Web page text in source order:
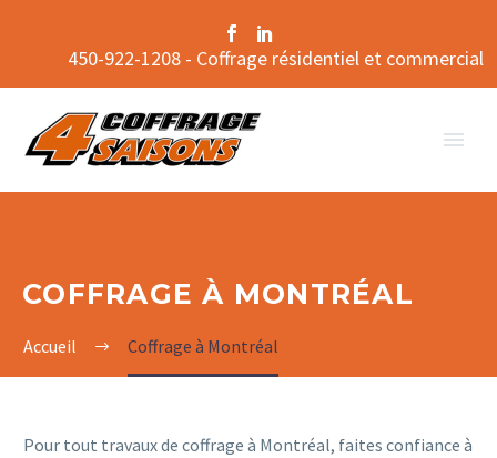
450-922-1208 - Coffrage résidentiel et commercial
COFFRAGE À MONTRÉAL
Accueil Coffrage à Montréal
Pour tout travaux de coffrage à Montréal, faites confiance à